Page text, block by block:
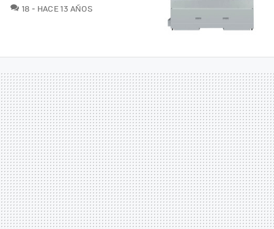
18 COMENTARIOS
HACE 13 AÑOS